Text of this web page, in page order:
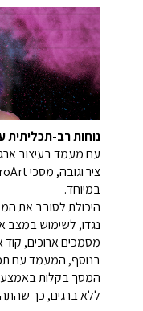
נוחות רב-תכליתית
עם מעמד בעיצוב
במיוחד.
נגדו, לשימוש במצב
מסמכים ארוכים, קוד
בנוסף, המעמד עם
ללא ברגים, כך